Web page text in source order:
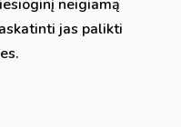
neigiamą
jas palikti